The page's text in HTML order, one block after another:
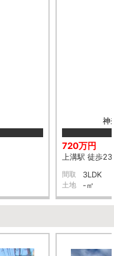
神
720万円
上溝駅 徒歩23
間取 3LDK
土地 -㎡